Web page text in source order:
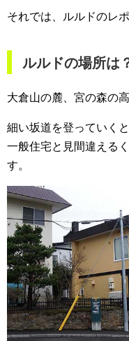
それでは、ルルドのレ
ルルドの場所は
大倉山の麓、宮の森の
細い坂道を登っていく
一般住宅と見間違える
す。